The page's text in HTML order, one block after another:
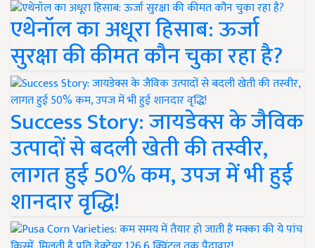
एथेनॉल का अधूरा हिसाब: ऊर्जा
सुरक्षा की कीमत कौन चुका रहा है?
Success Story: जायडेक्स के जैविक
उत्पादों से बदली खेती की तस्वीर,
लागत हुई 50% कम, उपज में भी हुई
शानदार वृद्धि!